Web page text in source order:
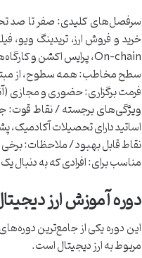
سرفصل‌های کلیدی: صفر تا صد
On-chain، پرایس اکشن و کارگاه‌های عملی.
سطح مخاطب: همه سطوح، از
فرمت برگزاری: حضوری و مجازی
ویژگی‌های برجسته / نقاط قوت:
اساتید دارای تحصیلات
نقاط قابل بهبود / ملاحظات:
مناسب برای: افرادی که به دنبال
دوره آموزش ارز
این دوره یکی از جامع‌ترین
مربوط به ارز دیجیتال است.